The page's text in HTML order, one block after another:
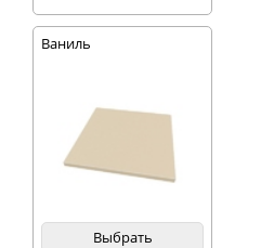
Ваниль
Выбрать